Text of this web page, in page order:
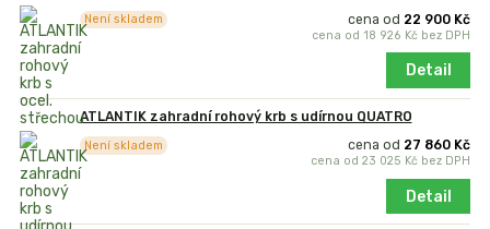
cena od 22 900 Kč
cena od18 926 Kč bez DPH
Není skladem
Detail
ATLANTIK zahradní rohový krb s udírnou QUATRO
cena od 27 860 Kč
cena od23 025 Kč bez DPH
Není skladem
Detail